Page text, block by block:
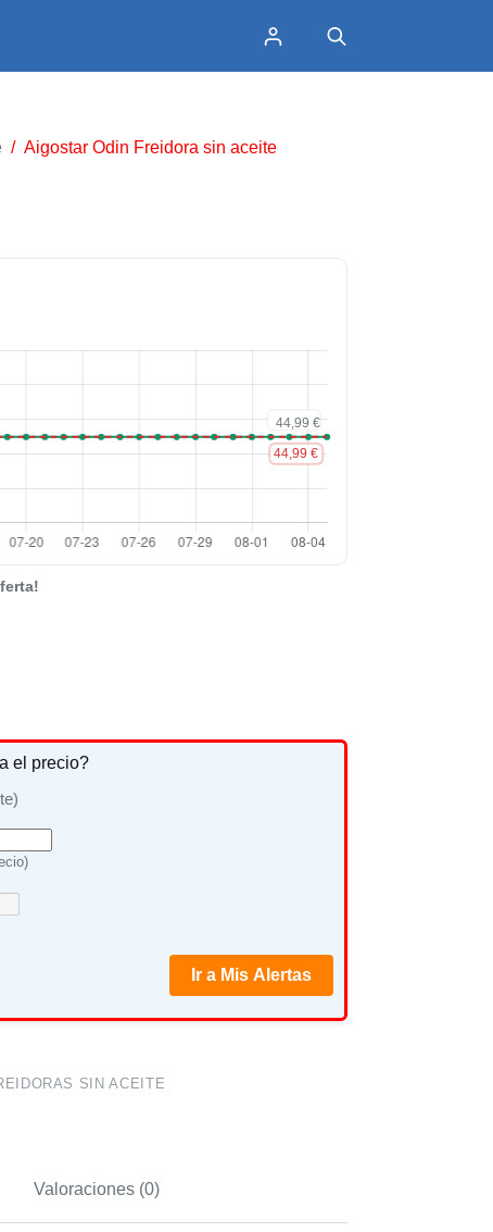
/ Aigostar Odin Freidora sin aceite
el precio?
Ir a Mis Alertas
SIN ACEITE
Valoraciones (0)